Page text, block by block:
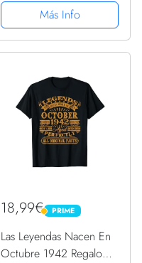
Vintage 1942 - Regalo
Cumpleaños Hombre -
Regalo Cumpleaños
Originales Cumpleaños
Más Info
18,99€ PRIME
PRIME
Las Leyendas Nacen En
Octubre 1942 Regalo